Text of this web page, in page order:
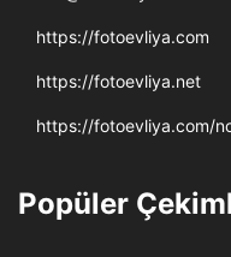
https://fotoevliya.com
https://fotoevliya.net
https://fotoevliya.com/
Popüler